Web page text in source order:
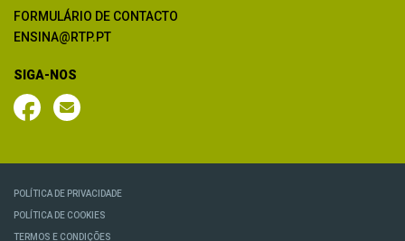
FORMULÁRIO DE CONTACTO
ENSINA@RTP.PT
SIGA-NOS
POLÍTICA DE PRIVACIDADE
POLÍTICA DE COOKIES
TERMOS E CONDIÇÕES